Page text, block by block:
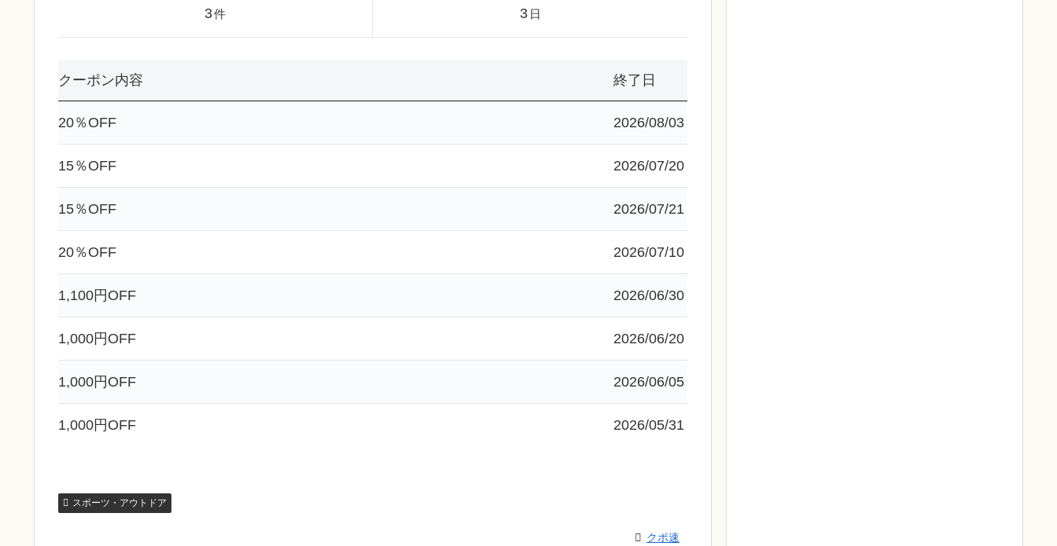
3件
3 日
クーポン内容 終了日
20％OFF 2026/08/03
15％OFF 2026/07/20
15％OFF 2026/07/21
20％OFF 2026/07/10
1,100円OFF 2026/06/30
1,000円OFF 2026/06/20
1,000円OFF 2026/06/05
1,000円OFF 2026/05/31
スポーツ・アウトドア
クポ速